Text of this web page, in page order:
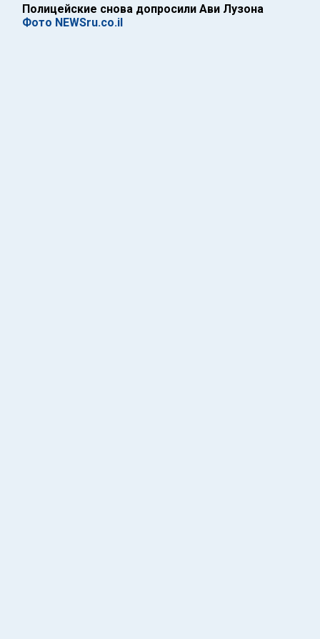
Полицейские снова допросили Ави Лузона
Фото NEWSru.co.il